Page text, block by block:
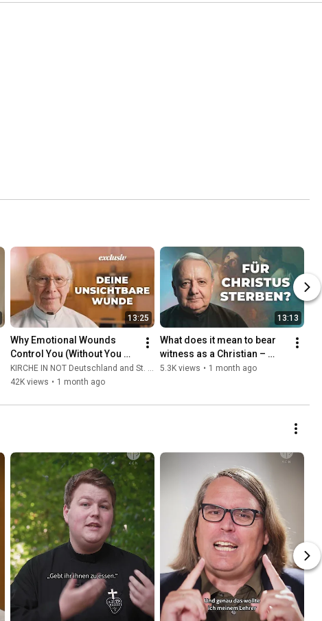
13:25
Why Emotional Wounds
Control You (Without You
Realizing It) | Father Hans
Buob
KIRCHE IN NOT Deutschland and St. Ulrich Hochaltingen
42K views • 1 month ago
13:13
What does it mean to bear
witness as a Christian –
even unto martyrdom?
5.3K views • 1 month ago